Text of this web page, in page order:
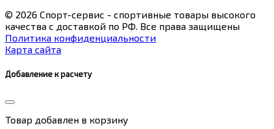
© 2026 Спорт-сервис - спортивные товары высокого
качества с доставкой по РФ. Все права защищены
Политика конфиденциальности
Карта сайта
Добавление к расчету
Товар добавлен в корзину